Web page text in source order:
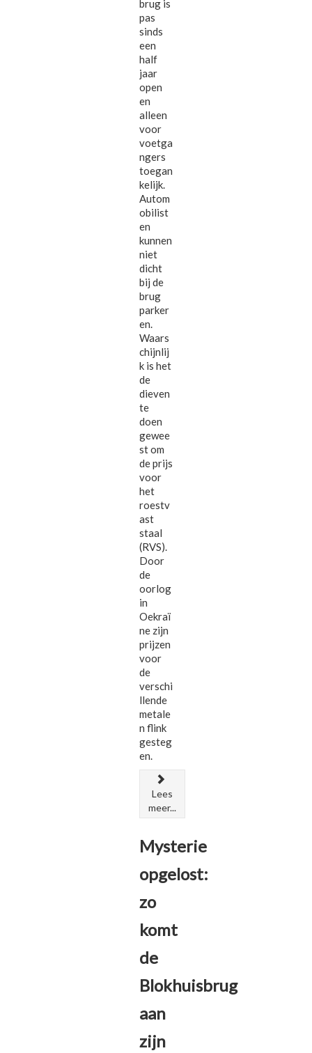
brug is
pas
sinds
een
half
jaar
open
en
alleen
voor
voetga
ngers
toegan
kelijk.
Autom
obilist
en
kunnen
niet
dicht
bij de
brug
parker
en.
Waars
chijnlij
k is het
de
dieven
te
doen
gewee
st om
de prijs
voor
het
roestv
ast
staal
(RVS).
Door
de
oorlog
in
Oekraï
ne zijn
prijzen
voor
de
verschi
llende
metale
n flink
gesteg
en.
Lees
meer...
Mysterie
opgelost:
zo
komt
de
Blokhuisbrug
aan
zijn